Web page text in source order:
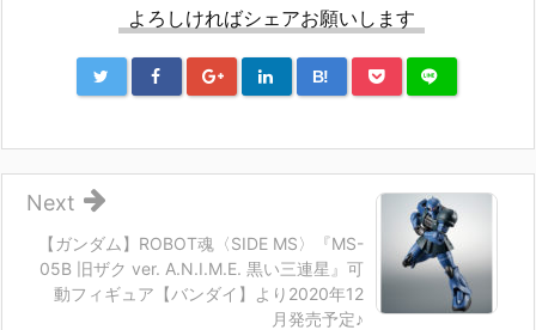
よろしければシェアお願いします
B!
【ガンダム】ROBOT魂〈SIDE MS〉『MS-
05B 旧ザク ver. A.N.I.M.E. 黒い三連星』可
動フィギュア【バンダイ】より2020年12
月発売予定♪
Next